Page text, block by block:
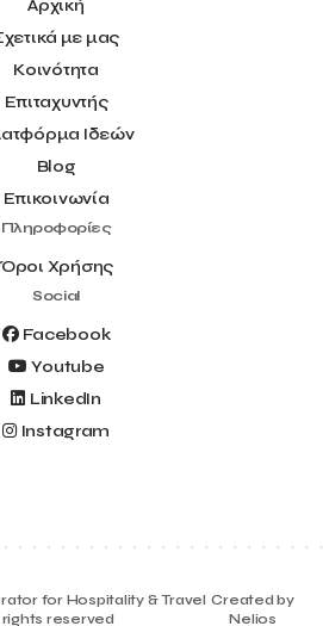
Αρχική
με μας
Κοινότητα
Επιταχυντής
Ιδεών
Blog
Επικοινωνία
Πληροφορίες
Όροι Χρήσης
Social
Facebook
Youtube
LinkedIn
Instagram
for Hospitality & Travel
rights reserved
Created by
Nelios